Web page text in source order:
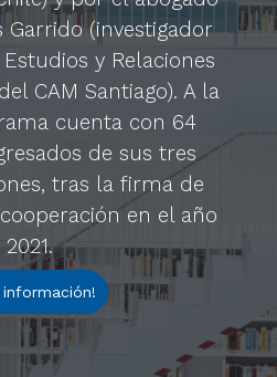
Garrido (investigador
y Relaciones
CAM Santiago). A la
cuenta con 64
de sus tres
tras la firma de
en el año
2021.
información!